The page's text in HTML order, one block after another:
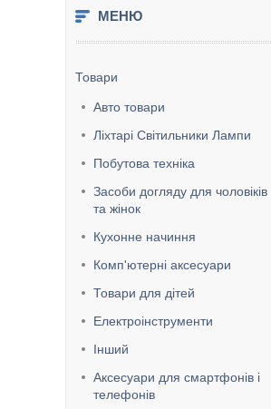
Товари
Авто товари
Ліхтарі Світильники Лампи
Побутова техніка
Засоби догляду для чоловіків
та жінок
Кухонне начиння
Комп'ютерні аксесуари
Товари для дітей
Електроінструменти
Інший
Аксесуари для смартфонів і
телефонів